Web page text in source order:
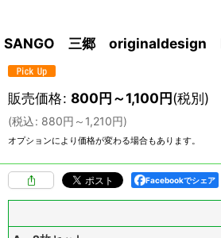
SANGO 三郷 originaldesign
販売価格: 800円～1,100円(税別)
(税込: 880円 ～1,210円)
オプションにより価格が変わる場合もあります。
Facebookでシェア